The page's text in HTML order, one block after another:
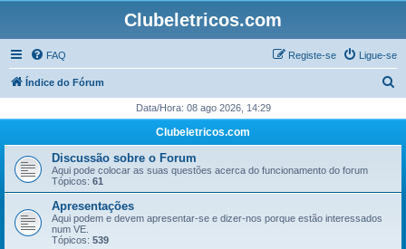
Clubeletricos.com
FAQ Ligue-se
Registe-se
Índice do Fórum
q
i
Data/Hora: 08 ago 2026, 14:29
Clubeletricos.com
Discussão sobre o Forum
Aqui pode colocar as suas questões acerca do funcionamento do forum
Tópicos: 61
Apresentações
Aqui podem e devem apresentar-se e dizer-nos porque estão interessados
num VE.
Tópicos: 539